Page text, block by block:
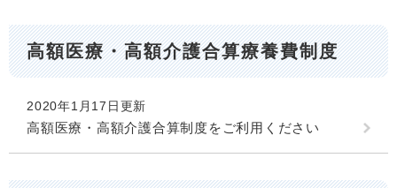
高額医療・高額介護合算療養費制度
2020年1月17日更新
高額医療・高額介護合算制度をご利用ください